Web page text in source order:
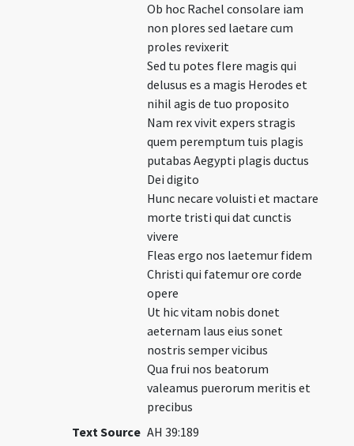
Ob hoc Rachel consolare iam
non plores sed laetare cum
proles revixerit
Sed tu potes flere magis qui
delusus es a magis Herodes et
nihil agis de tuo proposito
Nam rex vivit expers stragis
quem peremptum tuis plagis
putabas Aegypti plagis ductus
Dei digito
Hunc necare voluisti et mactare
morte tristi qui dat cunctis
vivere
Fleas ergo nos laetemur fidem
Christi qui fatemur ore corde
opere
Ut hic vitam nobis donet
aeternam laus eius sonet
nostris semper vicibus
Qua frui nos beatorum
valeamus puerorum meritis et
precibus
Text Source AH 39:189